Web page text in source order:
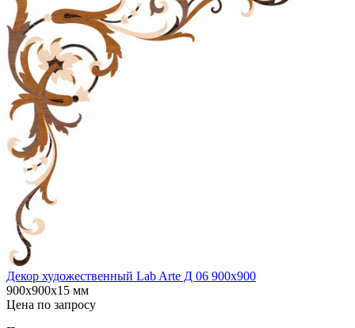
Декор художественный Lab Arte Д 06 900х900
900х900х15 мм
Цена по запросу